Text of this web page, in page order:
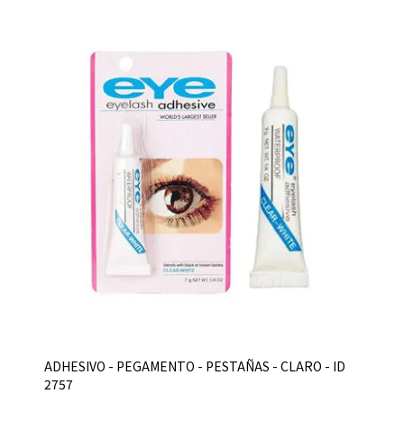
ADHESIVO - PEGAMENTO - PESTAÑAS - CLARO - ID
2757